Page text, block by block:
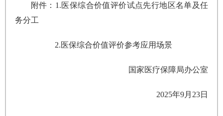
附件：1.医保综合价值评价试点先行地区名单及任
务分工
2.医保综合价值评价参考应用场景
国家医疗保障局办公室
2025年9月23日